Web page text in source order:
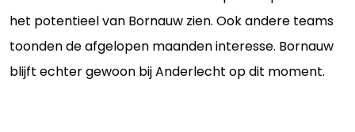
het potentieel van Bornauw zien. Ook andere teams
toonden de afgelopen maanden interesse. Bornauw
blijft echter gewoon bij Anderlecht op dit moment.